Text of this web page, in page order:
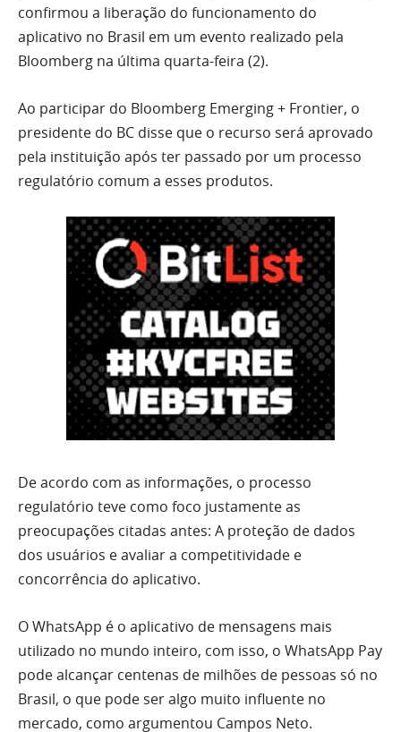
confirmou a liberação do funcionamento do
aplicativo no Brasil em um evento realizado pela
Bloomberg na última quarta-feira (2).
Ao participar do Bloomberg Emerging + Frontier, o
presidente do BC disse que o recurso será aprovado
pela instituição após ter passado por um processo
regulatório comum a esses produtos.
De acordo com as informações, o processo
regulatório teve como foco justamente as
preocupações citadas antes: A proteção de dados
dos usuários e avaliar a competitividade e
concorrência do aplicativo.
O WhatsApp é o aplicativo de mensagens mais
utilizado no mundo inteiro, com isso, o WhatsApp Pay
pode alcançar centenas de milhões de pessoas só no
Brasil, o que pode ser algo muito influente no
mercado, como argumentou Campos Neto.